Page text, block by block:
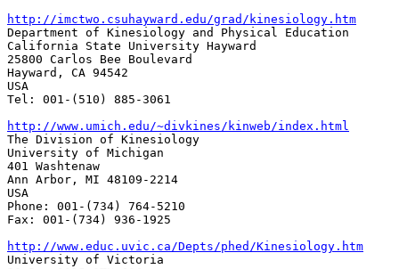
http://imctwo.csuhayward.edu/grad/kinesiology.htm
Department of Kinesiology and Physical Education
California State University Hayward
25800 Carlos Bee Boulevard
Hayward, CA 94542
USA
Tel: 001-(510) 885-3061
http://www.umich.edu/~divkines/kinweb/index.html
The Division of Kinesiology
University of Michigan
401 Washtenaw
Ann Arbor, MI 48109-2214
USA
Phone: 001-(734) 764-5210
Fax: 001-(734) 936-1925
http://www.educ.uvic.ca/Depts/phed/Kinesiology.htm
University of Victoria